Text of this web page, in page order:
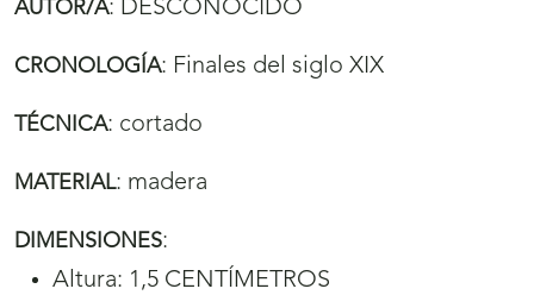
AUTOR/A: DESCONOCIDO
CRONOLOGÍA: Finales del siglo XIX
TÉCNICA: cortado
MATERIAL: madera
DIMENSIONES:
Altura: 1,5 CENTÍMETROS